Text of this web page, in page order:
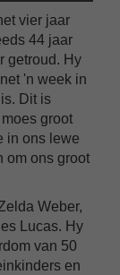
vier jaar
44 jaar
getroud. Hy
'n week in
Dit is
groot
in ons lewe
om ons groot
Weber,
Lucas. Hy
van 50
en